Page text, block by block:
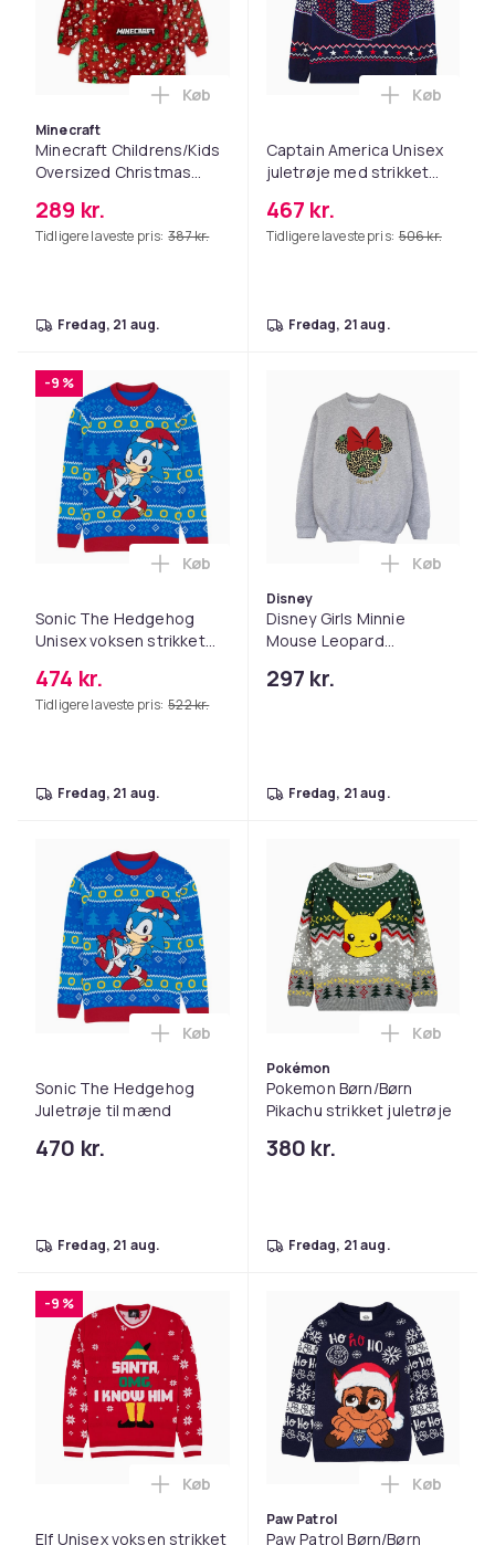
Minecraft
Minecraft Childrens/Kids
Oversized Christmas
289 kr.
Tidligere laveste pris: 387 kr.
Læg Minecraft Childrens/Kids
Køb
fredag, 21 aug.
Captain America Unisex
juletrøje med strikket
467 kr.
Tidligere laveste pris: 506 kr.
Læg
Køb
fredag, 21 aug.
-9 %
Sonic The Hedgehog
Unisex voksen strikket
474 kr.
Tidligere laveste pris: 522 kr.
Læg Sonic The Hedgehog Unisex
Køb
fredag, 21 aug.
Disney
Disney Girls Minnie
Mouse Leopard
297 kr.
Læg
Køb
fredag, 21 aug.
Sonic The Hedgehog
Juletrøje til mænd
470 kr.
Læg Sonic The Hedgehog Juletrøje til
Køb
fredag, 21 aug.
Pokémon
Pokemon Børn/Børn
Pikachu strikket juletrøje
380 kr.
Læg
Køb
fredag, 21 aug.
-9 %
Elf Unisex voksen strikket
Læg Elf Unisex voksen strikket
Køb
Paw Patrol
Paw Patrol Børn/Børn
Læg Paw
Køb